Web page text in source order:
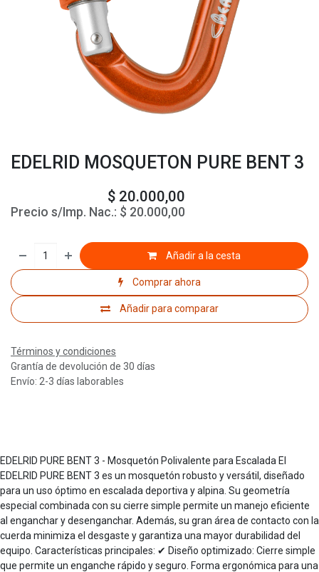
EDELRID MOSQUETON PURE BENT 3
$ 20.000,00
Precio s/Imp. Nac.: $ 20.000,00
Añadir a la cesta
Comprar ahora
Añadir para comparar
Términos y condiciones
Grantía de devolución de 30 días
Envío: 2-3 días laborables
EDELRID PURE BENT 3 - Mosquetón Polivalente para Escalada El
EDELRID PURE BENT 3 es un mosquetón robusto y versátil, diseñado
para un uso óptimo en escalada deportiva y alpina. Su geometría
especial combinada con su cierre simple permite un manejo eficiente
al enganchar y desenganchar. Además, su gran área de contacto con la
cuerda minimiza el desgaste y garantiza una mayor durabilidad del
equipo. Características principales: ✔ Diseño optimizado: Cierre simple
que permite un enganche rápido y seguro. Forma ergonómica para una